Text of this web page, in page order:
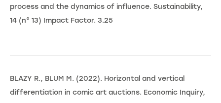
process and the dynamics of influence. Sustainability,
14 (n° 13) Impact Factor. 3.25
BLAZY R., BLUM M. (2022). Horizontal and vertical
differentiation in comic art auctions. Economic Inquiry,